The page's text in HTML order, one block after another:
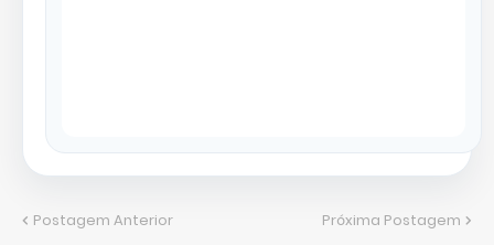
Postagem Anterior Próxima Postagem